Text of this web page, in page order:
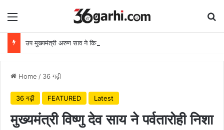
Menu
Home / 36 गढ़ी
36 गढ़ी FEATURED Latest
मुख्यमंत्री विष्णु देव साय ने पर्वतारोही निशा